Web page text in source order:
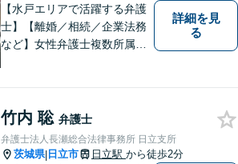
【水戸エリアで活躍する弁護
士】【離婚／相続／企業法務
など】女性弁護士複数所属／
いたします。お困りごとがあ
ればお気軽にご相談くださ
い。
詳細を見
る
竹内 聡 弁護士
弁護士法人長瀬総合法律事務所 日立支所
茨城県| 日立市 日立駅 から徒歩2分